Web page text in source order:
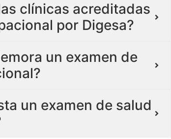
clínicas acreditadas
por Digesa?
un examen de
un examen de salud